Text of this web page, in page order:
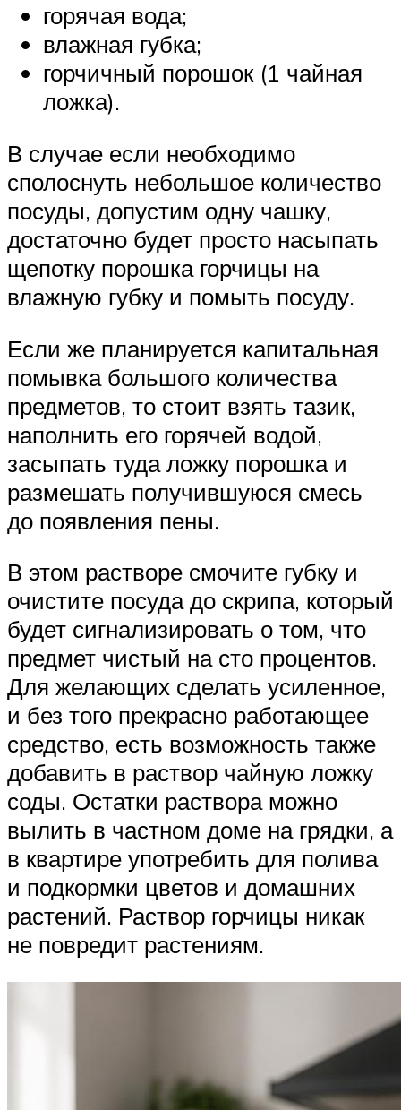
горячая вода;
влажная губка;
горчичный порошок (1 чайная
ложка).
В случае если необходимо
сполоснуть небольшое количество
посуды, допустим одну чашку,
достаточно будет просто насыпать
щепотку порошка горчицы на
влажную губку и помыть посуду.
Если же планируется капитальная
помывка большого количества
предметов, то стоит взять тазик,
наполнить его горячей водой,
засыпать туда ложку порошка и
размешать получившуюся смесь
до появления пены.
В этом растворе смочите губку и
очистите посуда до скрипа, который
будет сигнализировать о том, что
предмет чистый на сто процентов.
Для желающих сделать усиленное,
и без того прекрасно работающее
средство, есть возможность также
добавить в раствор чайную ложку
соды. Остатки раствора можно
вылить в частном доме на грядки, а
в квартире употребить для полива
и подкормки цветов и домашних
растений. Раствор горчицы никак
не повредит растениям.